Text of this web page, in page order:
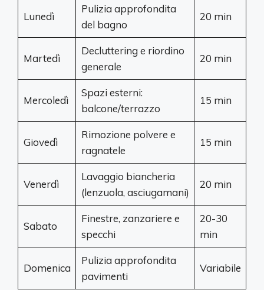
Lunedì
Pulizia approfondita
del bagno
20 min
Martedì
Decluttering e riordino
generale
20 min
Mercoledì
Spazi esterni:
balcone/terrazzo
15 min
Giovedì
Rimozione polvere e
ragnatele
15 min
Venerdì
Lavaggio biancheria
(lenzuola, asciugamani)
20 min
Sabato
Finestre, zanzariere e
specchi
20-30
min
Domenica
Pulizia approfondita
pavimenti
Variabile